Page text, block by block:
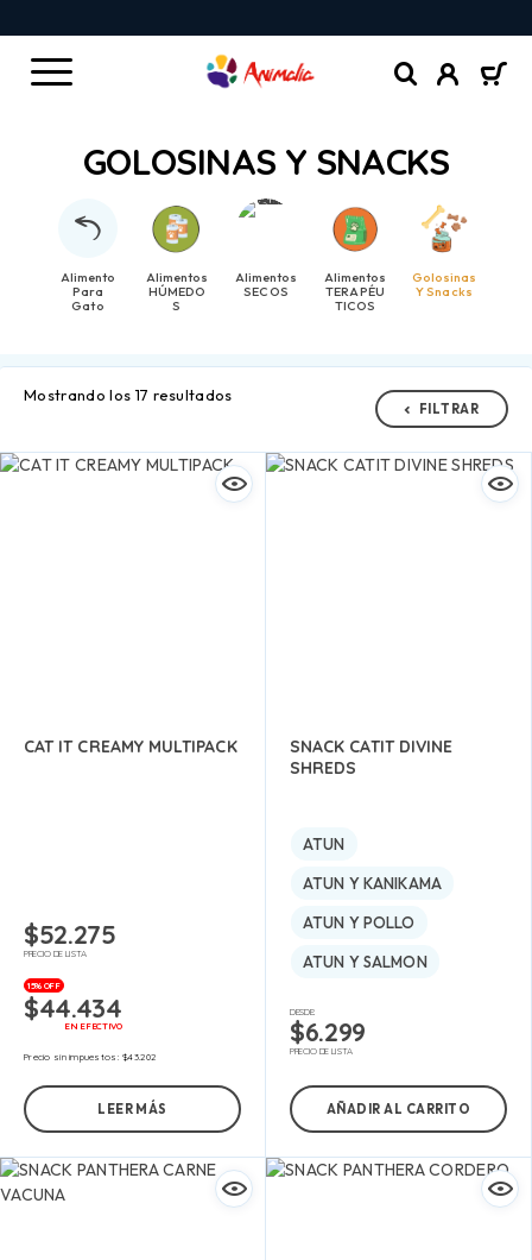
GOLOSINAS Y SNACKS
Alimento
Para
Gato
Alimentos
HÚMEDO
S
Alimentos
SECOS
Alimentos
TERAPÉU
TICOS
Golosinas
Y Snacks
Mostrando los 17 resultados
FILTRAR
CAT IT CREAMY MULTIPACK
$52.275
PRECIO DE LISTA
15% OFF
$44.434
EN EFECTIVO
Precio sin impuestos:$43.202
LEER MÁS
SNACK CATIT DIVINE
SHREDS
ATUN
ATUN Y KANIKAMA
ATUN Y POLLO
ATUN Y SALMON
DESDE:
$6.299
PRECIO DE LISTA
AÑADIR AL CARRITO